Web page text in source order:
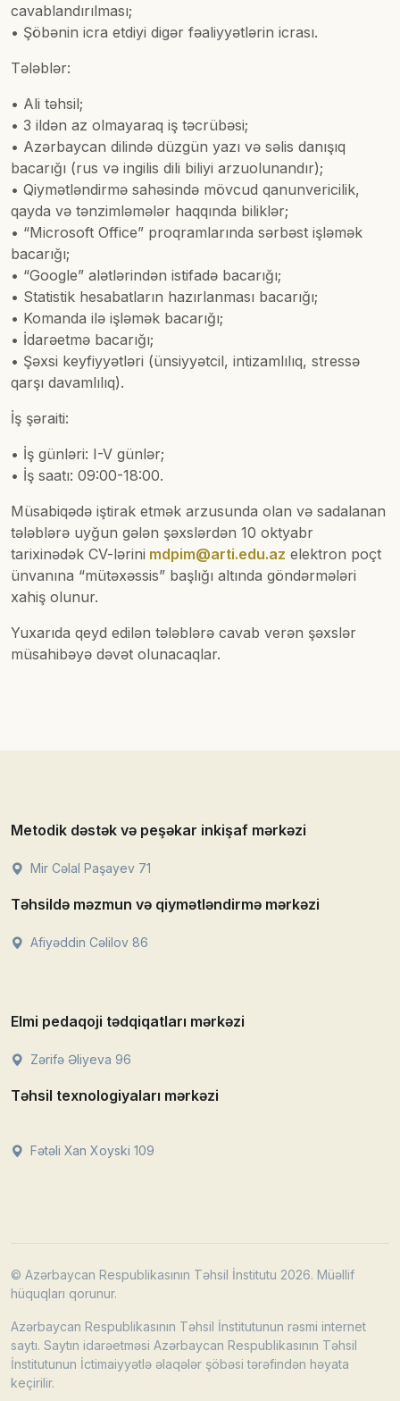
cavablandırılması;
• Şöbənin icra etdiyi digər fəaliyyətlərin icrası.
Tələblər:
• Ali təhsil;
• 3 ildən az olmayaraq iş təcrübəsi;
• Azərbaycan dilində düzgün yazı və səlis danışıq
bacarığı (rus və ingilis dili biliyi arzuolunandır);
• Qiymətləndirmə sahəsində mövcud qanunvericilik,
qayda və tənzimləmələr haqqında biliklər;
• “Microsoft Office” proqramlarında sərbəst işləmək
bacarığı;
• “Google” alətlərindən istifadə bacarığı;
• Statistik hesabatların hazırlanması bacarığı;
• Komanda ilə işləmək bacarığı;
• İdarəetmə bacarığı;
• Şəxsi keyfiyyətləri (ünsiyyətcil, intizamlılıq, stressə
qarşı davamlılıq).
İş şəraiti:
• İş günləri: I-V günlər;
• İş saatı: 09:00-18:00.
Müsabiqədə iştirak etmək arzusunda olan və sadalanan
tələblərə uyğun gələn şəxslərdən 10 oktyabr
tarixinədək CV-lərini mdpim@arti.edu.az elektron poçt
ünvanına “mütəxəssis” başlığı altında göndərmələri
xahiş olunur.
Yuxarıda qeyd edilən tələblərə cavab verən şəxslər
müsahibəyə dəvət olunacaqlar.
Metodik dəstək və peşəkar inkişaf mərkəzi
Mir Cəlal Paşayev 71
Təhsildə məzmun və qiymətləndirmə mərkəzi
Afiyəddin Cəlilov 86
Elmi pedaqoji tədqiqatları mərkəzi
Zərifə Əliyeva 96
Təhsil texnologiyaları mərkəzi
Fətəli Xan Xoyski 109
© Azərbaycan Respublikasının Təhsil İnstitutu 2026. Müəllif
hüquqları qorunur.
Azərbaycan Respublikasının Təhsil İnstitutunun rəsmi internet
saytı. Saytın idarəetməsi Azərbaycan Respublikasının Təhsil
İnstitutunun İctimaiyyətlə əlaqələr şöbəsi tərəfindən həyata
keçirilir.